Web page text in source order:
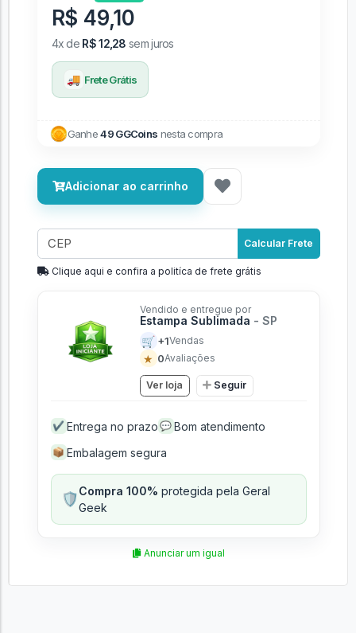
R$ 49,10
4x de R$ 12,28 sem juros
🚚 Frete Grátis
Ganhe49 GGCoins nesta compra
Adicionar ao carrinho
Calcular Frete
Clique aqui e confira a politíca de frete grátis
Vendido e entregue por
Estampa Sublimada - SP
🛒 +1Vendas
★ 0Avaliações
Ver loja Seguir
✔ Entrega no prazo 💬 Bom atendimento
📦 Embalagem segura
🛡️Compra 100% protegida pela Geral
Geek
Anunciar um igual